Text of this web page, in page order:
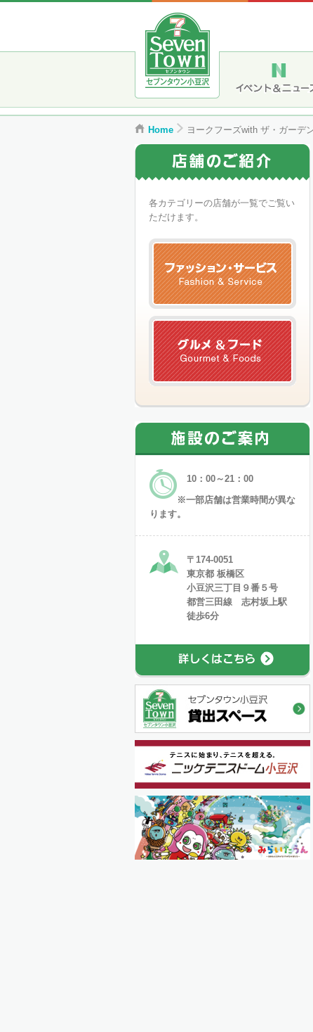
Home ヨークフーズwith ザ・ガー
各カテゴリーの店舗が一覧でご覧い
ただけます。
10：00～21：00
※一部店舗は営業時間が異な
ります。
〒174-0051
東京都 板橋区
小豆沢三丁目９番５号
都営三田線 志村坂上駅
徒歩6分